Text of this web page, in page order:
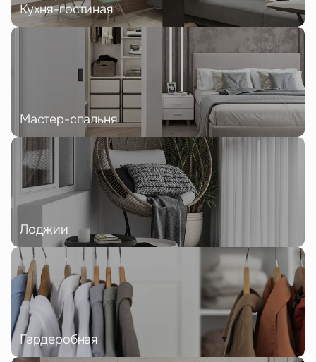
Кухня-гостиная
Мастер-спальня
Лоджии
Гардеробная